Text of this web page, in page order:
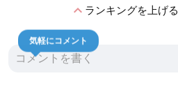
expand_lessランキングを上げる
気軽にコメント